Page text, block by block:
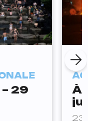
29
À
À
23